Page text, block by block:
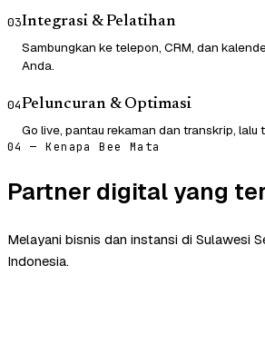
03Integrasi & Pelatihan
Sambungkan ke telepon, CRM, dan
Anda.
04Peluncuran & Optimasi
Go live, pantau rekaman dan transkrip, lalu
04 — Kenapa Bee Mata
Partner digital yang
Melayani bisnis dan instansi di Sulawesi
Indonesia.